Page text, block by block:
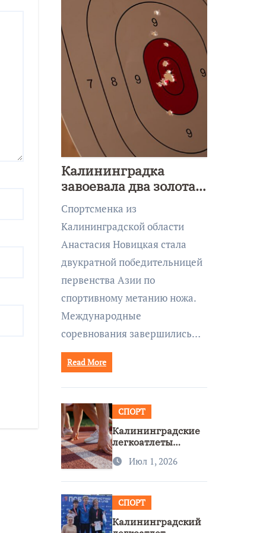
Калининградка
завоевала два золота
первенства Азии по
метанию ножа
Спортсменка из
Калининградской области
Анастасия Новицкая стала
двукратной победительницей
первенства Азии по
спортивному метанию ножа.
Международные
соревнования завершились…
Read More
СПОРТ
Калининградские
легкоатлеты
бронзы на
Июл 1, 2026
СПОРТ
Калининградский